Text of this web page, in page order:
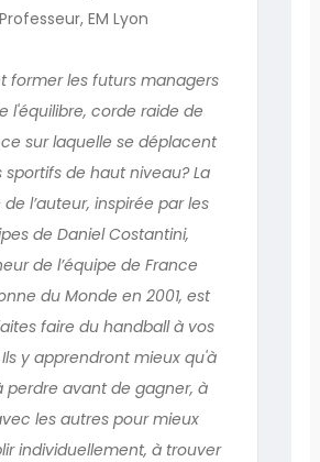
Professeur, EM Lyon
former les futurs managers
l'équilibre, corde raide de
sur laquelle se déplacent
sportifs de haut niveau? La
l’auteur, inspirée par les
de Daniel Costantini,
de l’équipe de France
du Monde en 2001, est
faire du handball à vos
y apprendront mieux qu'à
perdre avant de gagner, à
les autres pour mieux
individuellement, à trouver